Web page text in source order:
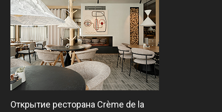
Открытие ресторана Crème de la